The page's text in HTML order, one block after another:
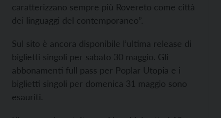
caratterizzano sempre più Rovereto come città
dei linguaggi del contemporaneo”.
Sul sito è ancora disponibile l’ultima release di
biglietti singoli per sabato 30 maggio. Gli
abbonamenti full pass per Poplar Utopia e i
biglietti singoli per domenica 31 maggio sono
esauriti.